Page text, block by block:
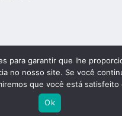
| 2024 Confederação
- CNPJ 42.178.699/0001-24
para garantir que lhe
no nosso site. Se você
que você está satisfeito
Ok